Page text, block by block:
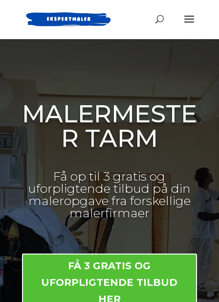
MALERMESTE
R TARM
Få op til 3 gratis og
uforpligtende tilbud på din
maleropgave fra forskellige
malerfirmaer
FÅ 3 GRATIS OG
UFORPLIGTENDE TILBUD
HER